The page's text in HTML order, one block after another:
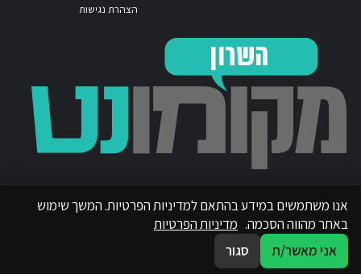
הצהרת נגישות
אנו משתמשים במידע בהתאם למדיניות הפרטיות. המשך שימוש
באתר מהווה הסכמה. מדיניות הפרטיות
אני מאשר/ת
סגור